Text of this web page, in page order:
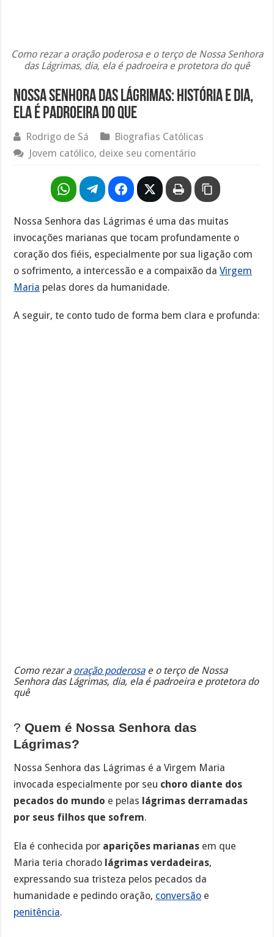
Como rezar a oração poderosa e o terço de Nossa Senhora
das Lágrimas, dia, ela é padroeira e protetora do quê
Nossa Senhora das Lágrimas: história e dia,
ela é padroeira do que
Rodrigo de Sá
Biografias Católicas
Jovem católico, deixe seu comentário
Nossa Senhora das Lágrimas é uma das muitas
invocações marianas que tocam profundamente o
coração dos fiéis, especialmente por sua ligação com
o sofrimento, a intercessão e a compaixão daVirgem
Maria pelas dores da humanidade.
A seguir, te conto tudo de forma bem clara e profunda:
Como rezar a oração poderosae o terço de Nossa
Senhora das Lágrimas, dia, ela é padroeira e protetora do
quê
? Quem é Nossa Senhora das
Lágrimas?
Nossa Senhora das Lágrimas é a Virgem Maria
invocada especialmente por seu choro diante dos
pecados do mundo e pelas lágrimas derramadas
por seus filhos que sofrem.
Ela é conhecida por aparições marianas em que
Maria teria chorado lágrimas verdadeiras,
expressando sua tristeza pelos pecados da
humanidade e pedindo oração, conversão e
penitência.